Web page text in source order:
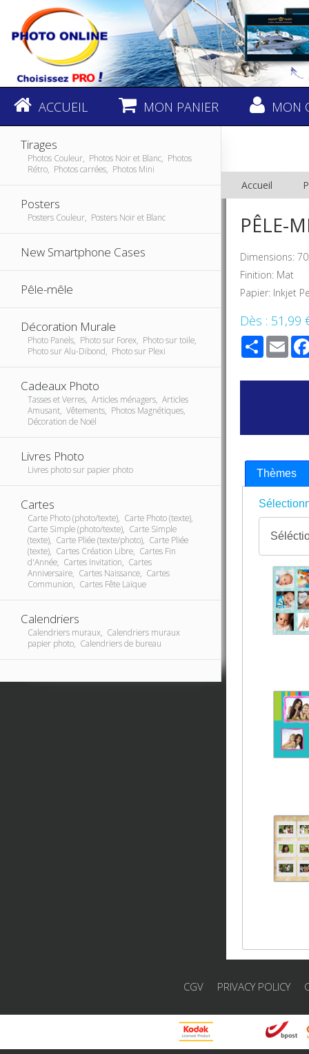
ACCUEIL MON PANIER MON
Tirages
Photos Couleur, Photos Noir et Blanc, Photos
Rétro, Photos carrées, Photos Mini
Posters
Posters Couleur, Posters Noir et Blanc
New Smartphone Cases
Pêle-mêle
Décoration Murale
Photo Panels, Photo sur Forex, Photo sur toile,
Photo sur Alu-Dibond, Photo sur Plexi
Cadeaux Photo
Tasses et Verres, Articles ménagers, Articles
Amusant, Vêtements, Photos Magnétiques,
Décoration de Noël
Livres Photo
Livres photo sur papier photo
Cartes
Carte Photo (photo/texte), Carte Photo (texte),
Carte Simple (photo/texte), Carte Simple
(texte), Carte Pliée (texte/photo), Carte Pliée
(texte), Cartes Création Libre, Cartes Fin
d'Année, Cartes Invitation, Cartes
Anniversaire, Cartes Naissance, Cartes
Communion, Cartes Fête Laïque
Calendriers
Calendriers muraux, Calendriers muraux
papier photo, Calendriers de bureau
Accueil
PÊLE-
Dimensions:
Finition: Mat
Papier: Inkjet
Dès : 51,99
Share
Thèmes
CGV PRIVACY POLICY